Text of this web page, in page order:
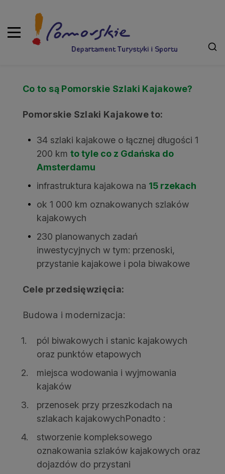
CO TO PSK?
Co to są Pomorskie Szlaki Kajakowe?
Pomorskie Szlaki Kajakowe to:
34 szlaki kajakowe o łącznej długości 1
200 km to tyle co z Gdańska do
Amsterdamu
infrastruktura kajakowa na 15 rzekach
ok 1 000 km oznakowanych szlaków
kajakowych
230 planowanych zadań
inwestycyjnych w tym: przenoski,
przystanie kajakowe i pola biwakowe
Cele przedsięwzięcia:
Budowa i modernizacja:
pól biwakowych i stanic kajakowych
oraz punktów etapowych
miejsca wodowania i wyjmowania
kajaków
przenosek przy przeszkodach na
szlakach kajakowychPonadto :
stworzenie kompleksowego
oznakowania szlaków kajakowych oraz
dojazdów do przystani